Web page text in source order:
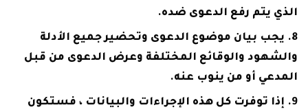
الذي يتم رفع الدعوى ضده.
يجب بيان موضوع الدعوى وتحضير جميع الأدلة
والشهود والوقائع المختلفة وعرض الدعوى من قبل
المدعي أو من ينوب عنه.
إذا توفرت كل هذه الإجراءات والبيانات ، فستكون